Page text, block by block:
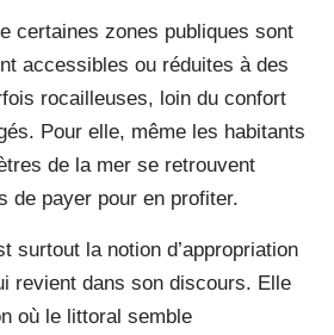
certaines zones publiques sont
accessibles ou réduites à des
rocailleuses, loin du confort
Pour elle, même les habitants
de la mer se retrouvent
de payer pour en profiter.
surtout la notion d’appropriation
revient dans son discours. Elle
où le littoral semble